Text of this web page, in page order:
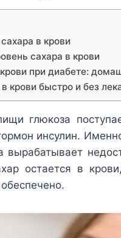
в крови
сахара в крови
при диабете:
крови быстро и без
глюкоза
инсулин.
остается в